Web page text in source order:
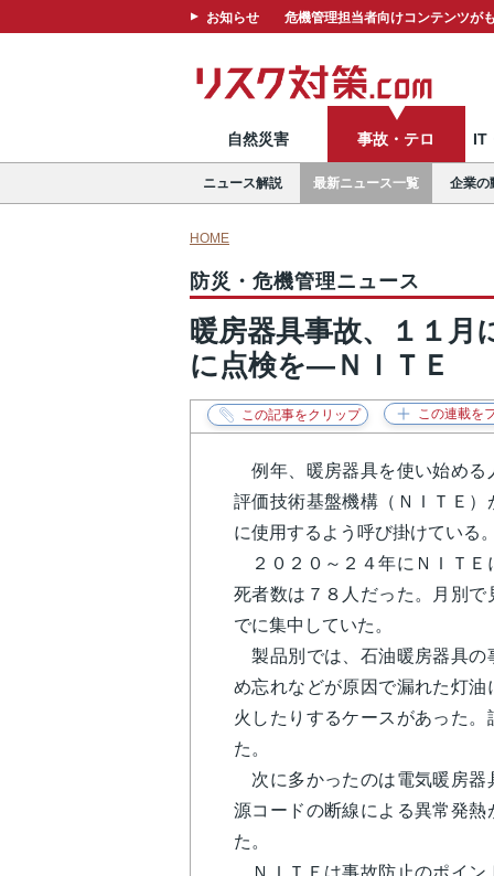
お知らせ 危機管理担当者向けコンテンツが
自然災害 事故・テロ IT
ニュース解説 最新ニュース一覧 企業の
HOME
防災・危機管理ニュース
暖房器具事故、１１月
に点検を―ＮＩＴＥ
例年、暖房器具を使い始める
評価技術基盤機構（ＮＩＴＥ
に使用するよう呼び掛けている。
２０２０～２４年にＮＩＴＥ
死者数は７８人だった。月別で
でに集中していた。
製品別では、石油暖房器具の
め忘れなどが原因で漏れた灯
火したりするケースがあった
た。
次に多かったのは電気暖房器
源コードの断線による異常発
た。
ＮＩＴＥは事故防止のポイン